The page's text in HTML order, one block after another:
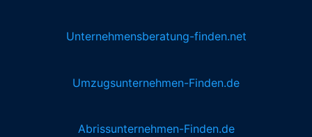
Unternehmensberatung-finden.net
Umzugsunternehmen-Finden.de
Abrissunternehmen-Finden.de